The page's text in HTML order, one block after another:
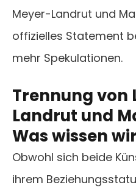
Meyer-Landrut und
offizielles Statement
mehr Spekulationen.
Trennung von
Landrut und
Was wissen
Obwohl sich beide
ihrem